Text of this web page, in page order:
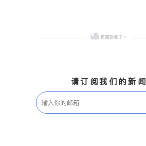
请订阅我们的新闻